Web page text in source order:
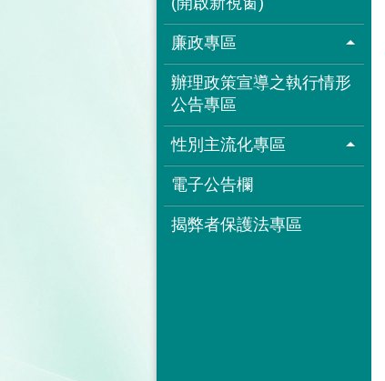
廉政專區
辦理政策宣導之執行情形
公告專區
性別主流化專區
電子公告欄
揭弊者保護法專區